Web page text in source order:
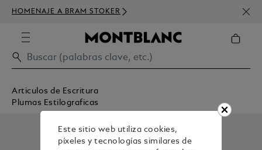
HOMENAJE A BRAM STOKER
DE
Articulos de Escritura
Plumas Estilograficas
Este sitio web utiliza cookies,
píxeles y tecnologías similares de